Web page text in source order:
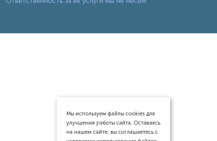
Мы используем файлы cookies для
улучшения работы сайта. Оставаясь
на нашем сайте, вы соглашаетесь с